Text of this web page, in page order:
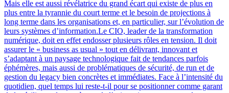
Mais elle est aussi révélatrice du grand écart qui existe de plus en
plus entre la tyrannie du court terme et le besoin de projections à
long terme dans les organisations et, en particulier, sur l’évolution de
leurs systèmes d’information.Le CIO, leader de la transformation
numérique, doit en effet endosser plusieurs rôles en tension. Il doit
assurer le « business as usual » tout en délivrant, innovant et
s’adaptant à un paysage technologique fait de tendances parfois
éphémères, mais aussi de problématiques de sécurité, de run et de
gestion du legacy bien concrètes et immédiates. Face à l’intensité du
quotidien, quel temps lui reste-t-il pour se positionner comme garant